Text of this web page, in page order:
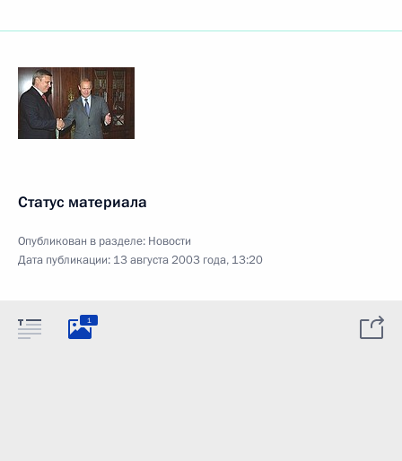
Статус материала
Опубликован в разделе: Новости
Дата публикации: 13 августа 2003 года, 13:20
1